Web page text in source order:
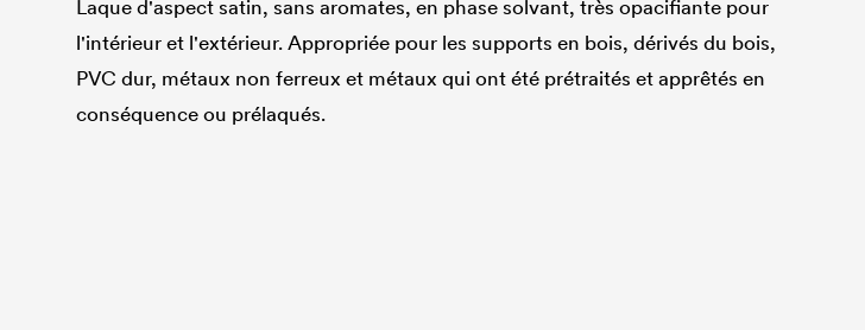
Laque d'aspect satin, sans aromates, en phase solvant, très opacifiante pour
l'intérieur et l'extérieur. Appropriée pour les supports en bois, dérivés du bois,
PVC dur, métaux non ferreux et métaux qui ont été prétraités et apprêtés en
conséquence ou prélaqués.